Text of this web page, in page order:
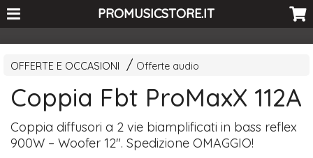
<-- Curio's GSC -->PROMUSICSTORE.IT
OFFERTE E OCCASIONI Offerte audio
Coppia Fbt ProMaxX 112A
Coppia diffusori a 2 vie biamplificati in bass reflex
900W – Woofer 12". SpedizioneOMAGGIO!